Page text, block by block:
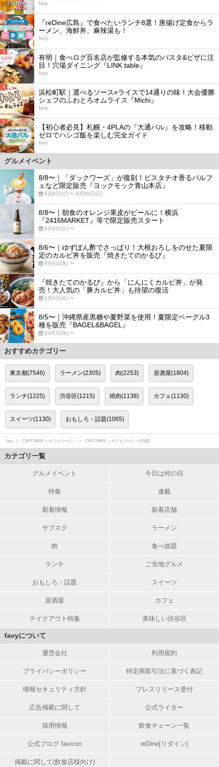
favy
2
『reDine広島』で食べたいランチ8選！唐揚げ定食からラ
ーメン、海鮮丼、麻辣湯も！
favy
3
有明｜食べログ百名店が監修する本気のパスタ&ピザに注
目！穴場ダイニング『LINK table』
favy
4
浜松町駅｜選べるソース×ライスで14通りの味！大会優勝
シェフのふわとろオムライス『Michi』
favy
5
【初心者必見】札幌・4PLAの『大通バル』を攻略！移動
ゼロでハシゴ飯を楽しむ完全ガイド
favy
グルメイベント
8/8〜｜「ダックワーズ」が復刻！ピスタチオ香るパルフ
ェなど限定販売『ヨックモック青山本店』
8月8日(土) 〜 8月30日(日)
8/8〜｜朝食のオレンジ果皮がビールに！横浜
『2416MARKET』等で限定販売スタート
8月8日(土) 〜
8/6〜｜ゆずぽん酢でさっぱり！大根おろしをのせた夏限
定のカルビ丼を販売『焼きたてのかるび』
8月6日(木) 〜
『焼きたてのかるび』から「にんにくカルビ丼」が発
売！大人気の「豚カルビ丼」も待望の復活
8月6日(木) 〜
8/5〜｜沖縄県産黒糖や夏野菜を使用！夏限定ベーグル3
種を販売『BAGEL&BAGEL』
8月5日(水) 〜
おすすめカテゴリー
東京都(7546) ラーメン(2305) 肉(2253) 居酒屋(1804)
ランチ(1225) 渋谷区(1215) 焼肉(1138) カフェ(1130)
スイーツ(1130) おもしろ・話題(1065)
favy CAFE PARK ～カフェパーク～ CAFE PARK ～カフェパーク～の地図
カテゴリ一覧
グルメイベント 今日は何の日
特集 連載
新着情報 新着店舗
サブスク ラーメン
肉 食べ放題
ランチ ご当地グルメ
おもしろ・話題 スイーツ
居酒屋 カフェ
テイクアウト特集 美味しい渋谷区
favyについて
運営会社 利用規約
プライバシーポリシー 特定商取引法に基づく表記
情報セキュリティ方針 プレスリリース受付
広告掲載に関して 公式ライター
採用情報 飲食チェーン一覧
公式ブログ favicon reDine[リダイン]
掲載に関して(飲食店様向け)